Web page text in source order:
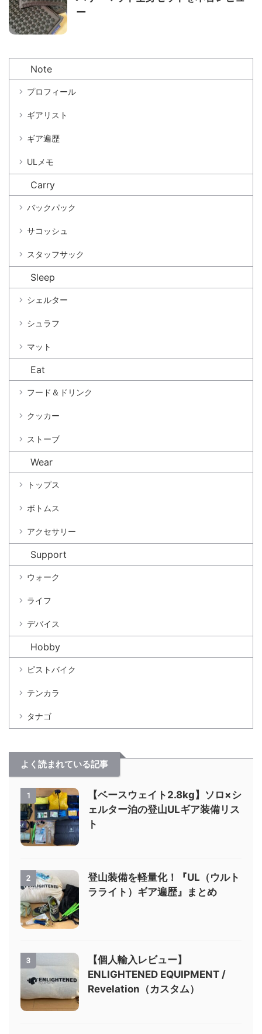
ー
Note
プロフィール
ギアリスト
ギア遍歴
ULメモ
Carry
バックパック
サコッシュ
スタッフサック
Sleep
シェルター
シュラフ
マット
Eat
フード＆ドリンク
クッカー
ストーブ
Wear
トップス
ボトムス
アクセサリー
Support
ウォーク
ライフ
デバイス
Hobby
ピストバイク
テンカラ
タナゴ
よく読まれている記事
1
【ベースウェイト2.8kg】ソロ×シ
ェルター泊の登山ULギア装備リス
ト
2
登山装備を軽量化！『UL（ウルト
ラライト）ギア遍歴』まとめ
3
【個人輸入レビュー】
ENLIGHTENED EQUIPMENT /
Revelation（カスタム）